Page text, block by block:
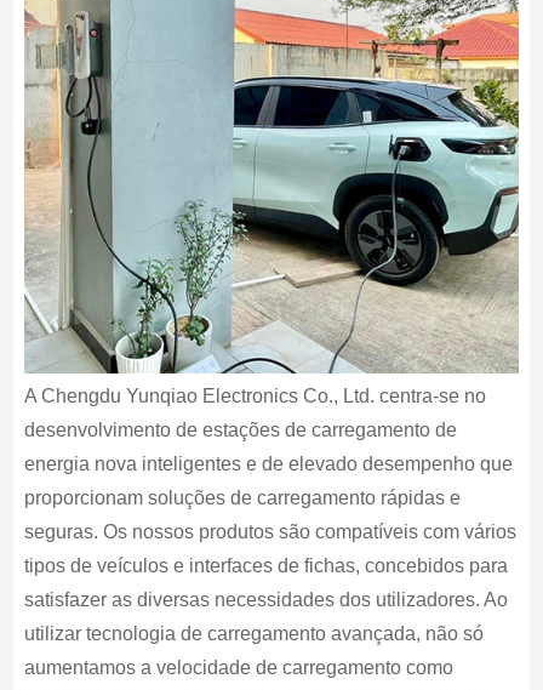
A Chengdu Yunqiao Electronics Co., Ltd. centra-se no
desenvolvimento de estações de carregamento de
energia nova inteligentes e de elevado desempenho que
proporcionam soluções de carregamento rápidas e
seguras. Os nossos produtos são compatíveis com vários
tipos de veículos e interfaces de fichas, concebidos para
satisfazer as diversas necessidades dos utilizadores. Ao
utilizar tecnologia de carregamento avançada, não só
aumentamos a velocidade de carregamento como